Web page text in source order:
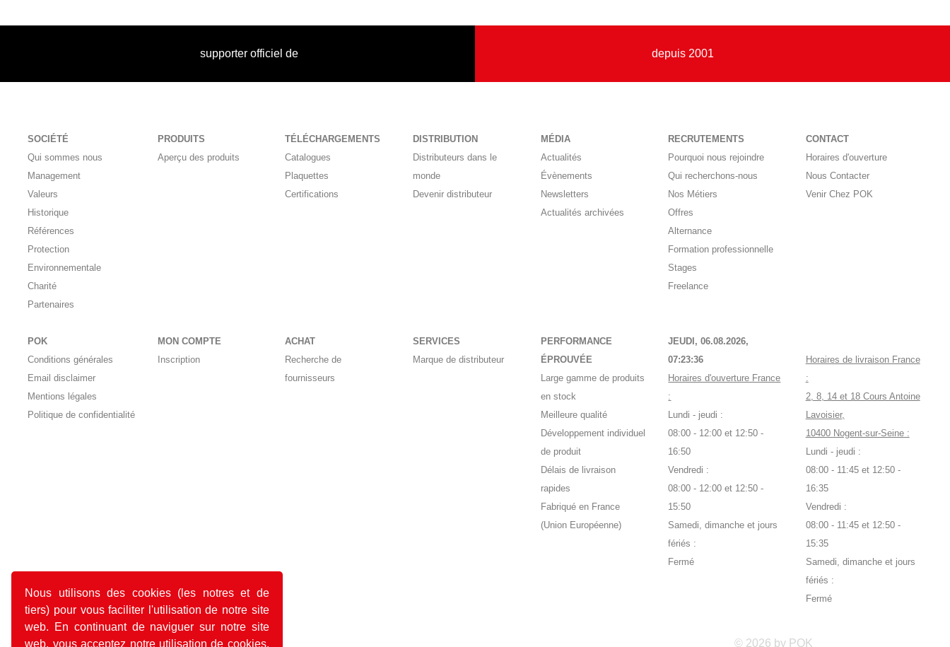
Nous utilisons des cookies (les notres et de
tiers) pour vous faciliter l'utilisation de notre site
web. En continuant de naviguer sur notre site
web, vous acceptez notre utilisation de cookies.
supporter officiel de depuis 2001
SOCIÉTÉ
Qui sommes nous
Management
Valeurs
Historique
Références
Protection
Environnementale
Charité
Partenaires
PRODUITS
Aperçu des produits
TÉLÉCHARGEMENTS
Catalogues
Plaquettes
Certifications
DISTRIBUTION
Distributeurs dans le
monde
Devenir distributeur
MÉDIA
Actualités
Évènements
Newsletters
Actualités archivées
RECRUTEMENTS
Pourquoi nous rejoindre
Qui recherchons-nous
Nos Métiers
Offres
Alternance
Formation professionnelle
Stages
Freelance
CONTACT
Horaires d'ouverture
Nous Contacter
Venir Chez POK
POK
Conditions générales
Email disclaimer
Mentions légales
Politique de confidentialité
MON COMPTE
Inscription
ACHAT
Recherche de
fournisseurs
SERVICES
Marque de distributeur
PERFORMANCE
ÉPROUVÉE
Large gamme de produits
en stock
Meilleure qualité
Développement individuel
de produit
Délais de livraison
rapides
Fabriqué en France
(Union Européenne)
JEUDI, 06.08.2026,
07:23:37
Horaires d'ouverture France
:
Lundi - jeudi :
08:00 - 12:00 et 12:50 -
16:50
Vendredi :
08:00 - 12:00 et 12:50 -
15:50
Samedi, dimanche et jours
fériés :
Fermé
Horaires de livraison France
:
2, 8, 14 et 18 Cours Antoine
Lavoisier,
10400 Nogent-sur-Seine :
Lundi - jeudi :
08:00 - 11:45 et 12:50 -
16:35
Vendredi :
08:00 - 11:45 et 12:50 -
15:35
Samedi, dimanche et jours
fériés :
Fermé
© 2026 by POK